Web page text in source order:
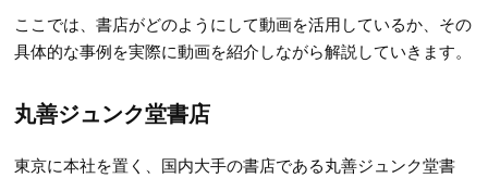
ここでは、書店がどのようにして動画を活用しているか、その
具体的な事例を実際に動画を紹介しながら解説していきます。
丸善ジュンク堂書店
東京に本社を置く、国内大手の書店である丸善ジュンク堂書